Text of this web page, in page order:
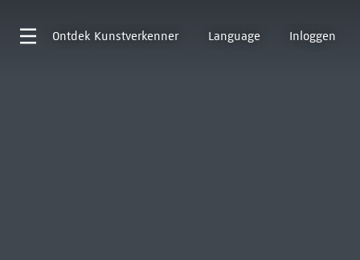
Ontdek Kunstverkenner Language Inloggen